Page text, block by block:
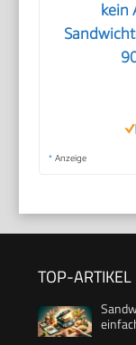
kein
* Anzeige
TOP-ARTIKEL